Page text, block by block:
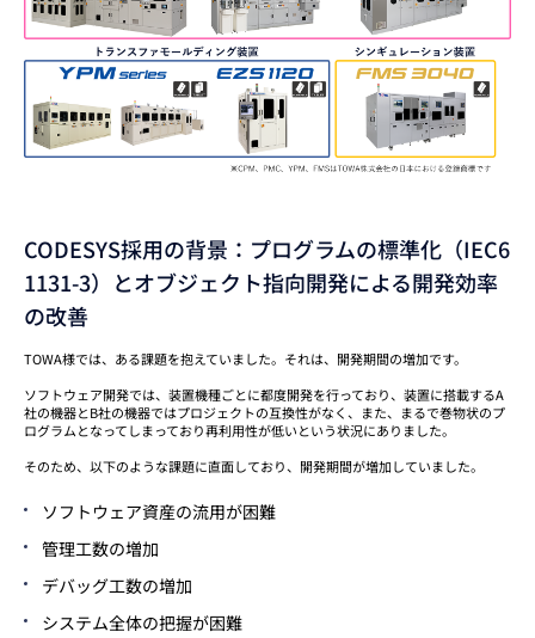
CODESYS採用の背景：プログラムの標準化（IEC6
1131-3）とオブジェクト指向開発による開発効率
の改善
TOWA様では、ある課題を抱えていました。それは、開発期間の増加です。
ソフトウェア開発では、装置機種ごとに都度開発を行っており、装置に搭載するA
社の機器とB社の機器ではプロジェクトの互換性がなく、また、まるで巻物状のプ
ログラムとなってしまっており再利用性が低いという状況にありました。
そのため、以下のような課題に直面しており、開発期間が増加していました。
ソフトウェア資産の流用が困難
管理工数の増加
デバッグ工数の増加
システム全体の把握が困難